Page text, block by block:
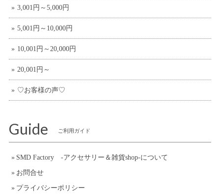
3,001円～5,000円
5,001円～10,000円
10,001円～20,000円
20,001円～
♡お客様の声♡
Guide ご利用ガイド
SMD Factory -アクセサリー＆雑貨shop-について
お問合せ
プライバシーポリシー